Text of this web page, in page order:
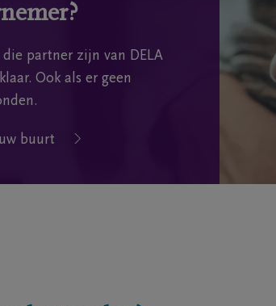
partner zijn van DELA
Ook als er geen
buurt